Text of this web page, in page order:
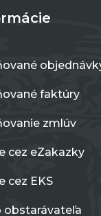
faktúry
zmlúv
cez eZakazky
cez EKS
obstarávateľa